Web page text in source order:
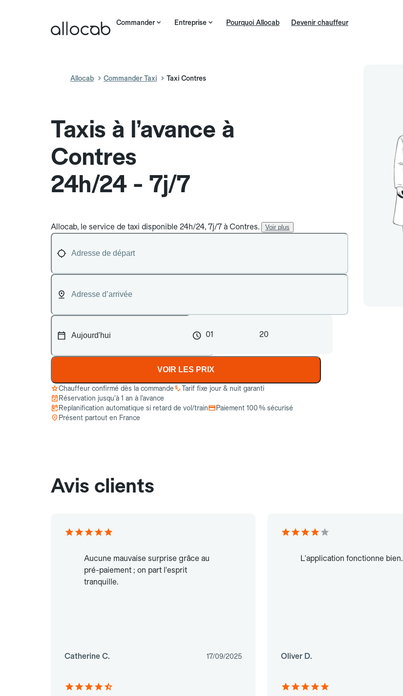
Commander Entreprise Pourquoi Allocab Devenir chauffeur
Allocab Commander Taxi Taxi Contres
Taxis à l’avance à
Contres
24h/24 - 7j/7
Allocab, le service de taxi disponible 24h/24, 7j/7 à Contres. Voir plus
01 20
VOIR LES PRIX
Chauffeur confirmé dès la commande
Tarif fixe jour & nuit garanti
Réservation jusqu’à 1 an à l’avance
Replanification automatique si retard de vol/train
Paiement 100 % sécurisé
Présent partout en France
Avis clients
Aucune mauvaise surprise grâce au
pré-paiement ; on part l'esprit
tranquille.
Catherine C. 17/09/2025
L'application fonctionne bien.
Oliver D.